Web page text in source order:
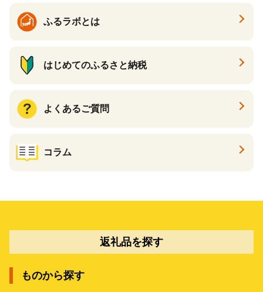
ふるラボとは
はじめてのふるさと納税
よくあるご質問
コラム
返礼品を探す
ものから探す